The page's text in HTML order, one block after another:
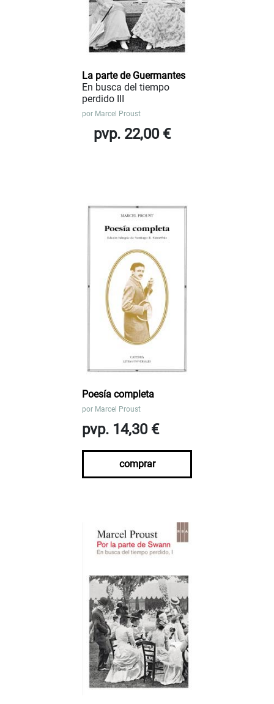
La parte de Guermantes
En busca del tiempo
perdido III
por Marcel Proust
pvp. 22,00 €
Poesía completa
por Marcel Proust
pvp. 14,30 €
comprar